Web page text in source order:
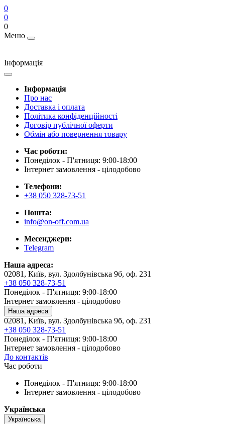
0
0
0
Меню
Інформація
Інформація
Про нас
Доставка і оплата
Політика конфіденційності
Договір публічної оферти
Обмін або повернення товару
Час роботи:
Понеділок - П'ятниця: 9:00-18:00
Інтернет замовлення - цілодобово
Телефони:
+38 050 328-73-51
Пошта:
info@on-off.com.ua
Месенджери:
Telegram
Наша адреса:
02081, Київ, вул. Здолбунівська 9б, оф. 231
+38 050 328-73-51
Понеділок - П'ятниця: 9:00-18:00
Інтернет замовлення - цілодобово
Наша адреса
02081, Київ, вул. Здолбунівська 9б, оф. 231
+38 050 328-73-51
Понеділок - П'ятниця: 9:00-18:00
Інтернет замовлення - цілодобово
До контактів
Час роботи
Понеділок - П'ятниця: 9:00-18:00
Інтернет замовлення - цілодобово
Українська
Українська